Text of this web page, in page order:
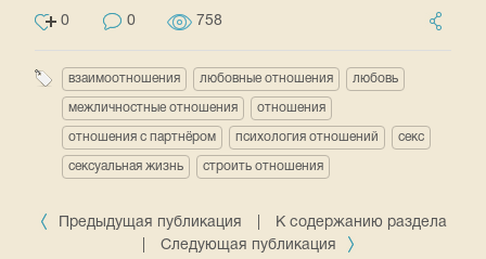
0 0 758
взаимоотношения любовные отношения любовь
межличностные отношения отношения
отношения с партнёром психология отношений секс
сексуальная жизнь строить отношения
Предыдущая публикация
К содержанию раздела
Следующая публикация